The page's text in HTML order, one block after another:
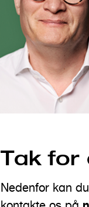
Tak for
Nedenfor kan